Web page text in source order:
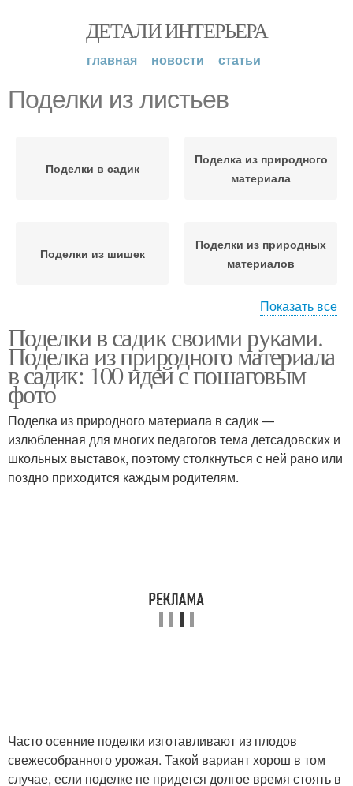
ДЕТАЛИ ИНТЕРЬЕРА
главная новости статьи
Поделки из листьев
Поделки в садик
Поделка из природного
материала
Поделки из шишек
Поделки из природных
материалов
материала
Красивые поделки
Поделки для малышей
Поделки для детского
сада
Поделки в детский сад Поделки для украшения
Показать все
Поделки в садик своими руками.
Поделка из природного материала
в садик: 100 идей с пошаговым
фото
Поделка из природного материала в садик —
излюбленная для многих педагогов тема детсадовских и
школьных выставок, поэтому столкнуться с ней рано или
поздно приходится каждым родителям.
Часто осенние поделки изготавливают из плодов
свежесобранного урожая. Такой вариант хорош в том
случае, если поделке не придется долгое время стоять в